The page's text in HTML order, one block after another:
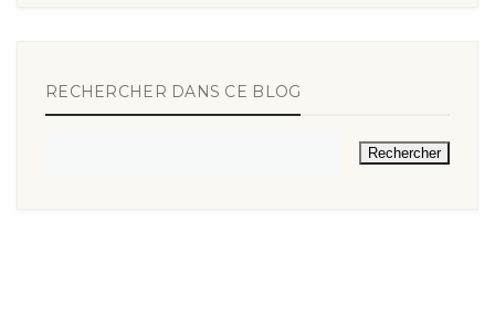
RECHERCHER DANS CE BLOG